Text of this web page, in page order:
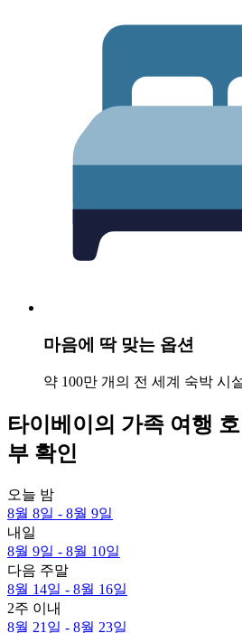
마음에 딱 맞는 옵션
약 100만 개의 전 세계 숙박 시
타이베이의 가족 여행
부 확인
오늘 밤
8월 8일 - 8월 9일
내일
8월 9일 - 8월 10일
다음 주말
8월 14일 - 8월 16일
2주 이내
8월 21일 - 8월 23일